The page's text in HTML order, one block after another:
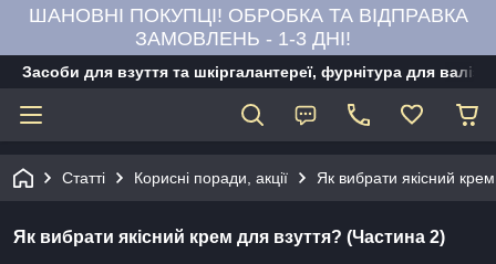
ШАНОВНІ ПОКУПЦІ! ОБРОБКА ТА ВІДПРАВКА
ЗАМОВЛЕНЬ - 1-3 ДНІ!
Засоби для взуття та шкіргалантереї, фурнітура для
Статті Корисні поради, акції Як вибрати якісний
Як вибрати якісний крем для взуття? (Частина 2)